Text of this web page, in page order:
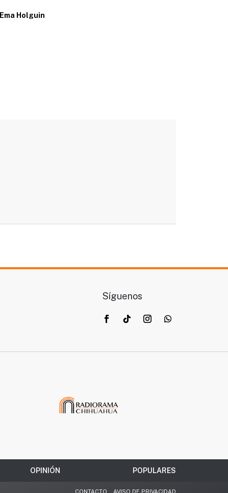
Ema Holguin
Síguenos
OPINIÓN POPULARES
CONTACTO AVISO DE PRIVACIDAD